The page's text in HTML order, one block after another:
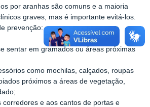
por aranhas são comuns e a maioria
graves, mas é importante evitá-los.
prevenção:
sentar em gramados ou áreas próximas
como mochilas, calçados, roupas
próximos a áreas de vegetação,
corredores e aos cantos de portas e